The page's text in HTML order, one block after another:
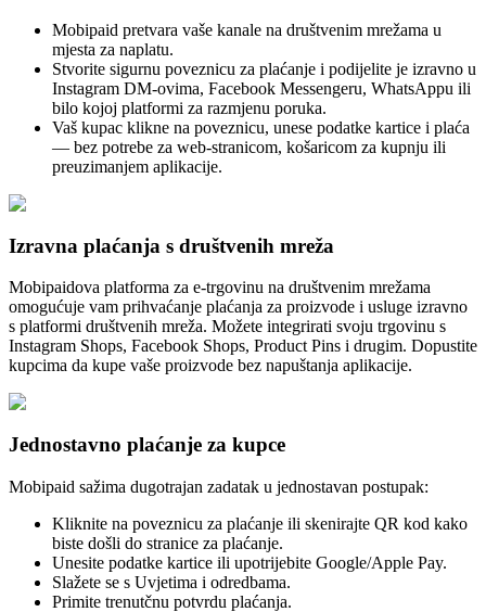
Mobipaid pretvara vaše kanale na društvenim mrežama u
mjesta za naplatu.
Stvorite sigurnu poveznicu za plaćanje i podijelite je izravno u
Instagram DM-ovima, Facebook Messengeru, WhatsAppu ili
bilo kojoj platformi za razmjenu poruka.
Vaš kupac klikne na poveznicu, unese podatke kartice i plaća
— bez potrebe za web-stranicom, košaricom za kupnju ili
preuzimanjem aplikacije.
Izravna plaćanja s društvenih mreža
Mobipaidova platforma za e-trgovinu na društvenim mrežama
omogućuje vam prihvaćanje plaćanja za proizvode i usluge izravno
s platformi društvenih mreža. Možete integrirati svoju trgovinu s
Instagram Shops, Facebook Shops, Product Pins i drugim. Dopustite
kupcima da kupe vaše proizvode bez napuštanja aplikacije.
Jednostavno plaćanje za kupce
Mobipaid sažima dugotrajan zadatak u jednostavan postupak:
Kliknite na poveznicu za plaćanje ili skenirajte QR kod kako
biste došli do stranice za plaćanje.
Unesite podatke kartice ili upotrijebite Google/Apple Pay.
Slažete se s Uvjetima i odredbama.
Primite trenutčnu potvrdu plaćanja.